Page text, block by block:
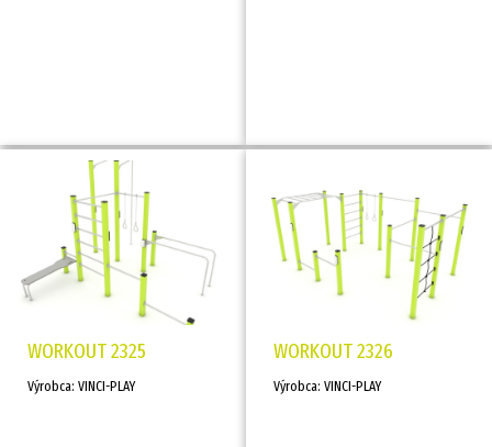
WORKOUT 2325
Výrobca: VINCI-PLAY
WORKOUT 2326
Výrobca: VINCI-PLAY